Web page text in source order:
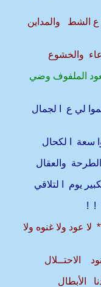
ع الشط والمداين
والخشوع
الملفوف وضي
لي ع ا لجمال
سعة ا لكحال
والعقال
يوم ا لتلاقي
! !
عود ولا غنوه ولا
الاحتــلال
الأبطال